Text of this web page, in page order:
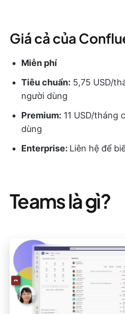
Giá cả của
Miễn phí
Tiêu chuẩn: 5,75 USD/
người dùng
Premium: 11 USD/tháng
dùng
Enterprise: Liên hệ để
Teams là gì?